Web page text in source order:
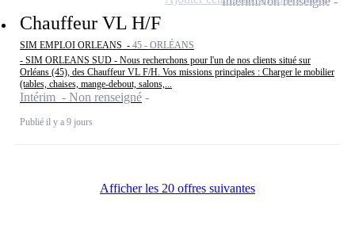
Chauffeur VL H/F
SIM EMPLOI ORLEANS - 45 - ORLÉANS
- SIM ORLEANS SUD - Nous recherchons pour l'un de nos clients situé sur
Orléans (45), des Chauffeur VL F/H. Vos missions principales : Charger le mobilier
(tables, chaises, mange-debout, salons,...
Intérim - Non renseigné
Publié il y a 9 jours
Afficher les 20 offres suivantes